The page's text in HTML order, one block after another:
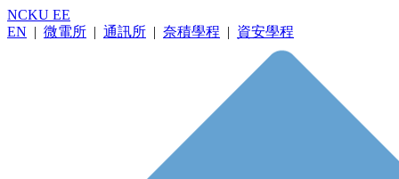
NCKU EE
EN | 微電所 | 通訊所 | 奈積學程 | 資安學程